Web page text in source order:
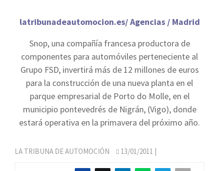
latribunadeautomocion.es/ Agencias / Madrid
Snop, una compañía francesa productora de
componentes para automóviles perteneciente al
Grupo FSD, invertirá más de 12 millones de euros
para la construcción de una nueva planta en el
parque empresarial de Porto do Molle, en el
municipio pontevedrés de Nigrán, (Vigo), donde
estará operativa en la primavera del próximo año.
LA TRIBUNA DE AUTOMOCIÓN 13/01/2011 |